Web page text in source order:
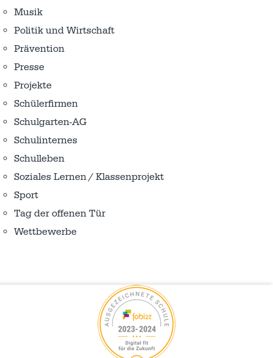
Musik
Politik und Wirtschaft
Prävention
Presse
Projekte
Schülerfirmen
Schulgarten-AG
Schulinternes
Schulleben
Soziales Lernen / Klassenprojekt
Sport
Tag der offenen Tür
Wettbewerbe